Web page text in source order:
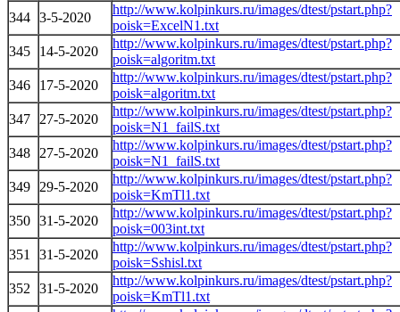
344 3-5-2020
http://www.kolpinkurs.ru/images/dtest/pstart.php?
poisk=ExcelN1.txt
345
14-5-2020
http://www.kolpinkurs.ru/images/dtest/pstart.php?
poisk=algoritm.txt
346
17-5-2020
http://www.kolpinkurs.ru/images/dtest/pstart.php?
poisk=algoritm.txt
347
27-5-2020
http://www.kolpinkurs.ru/images/dtest/pstart.php?
poisk=N1_failS.txt
348
27-5-2020
http://www.kolpinkurs.ru/images/dtest/pstart.php?
poisk=N1_failS.txt
349
29-5-2020
http://www.kolpinkurs.ru/images/dtest/pstart.php?
poisk=KmTl1.txt
350 31-5-2020
http://www.kolpinkurs.ru/images/dtest/pstart.php?
poisk=003int.txt
351
31-5-2020
http://www.kolpinkurs.ru/images/dtest/pstart.php?
poisk=Sshisl.txt
352
31-5-2020
http://www.kolpinkurs.ru/images/dtest/pstart.php?
poisk=KmTl1.txt